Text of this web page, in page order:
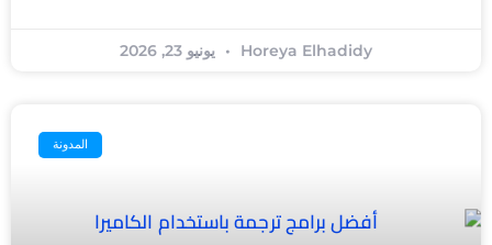
Horeya Elhadidy يونيو 23, 2026
المدونة